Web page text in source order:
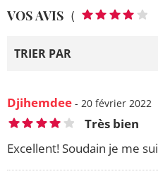
VOS AVIS (
TRIER PAR
Djihemdee - 20 février 2022
Très bien
Excellent! Soudain je me